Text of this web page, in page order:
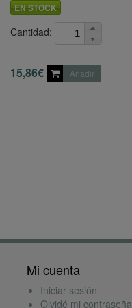
EN STOCK
Cantidad:
15,86€ Añadir
Mi cuenta
Iniciar sesión
Olvidé mi contraseña